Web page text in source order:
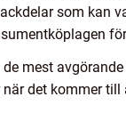
som kan
mest
det kommer till